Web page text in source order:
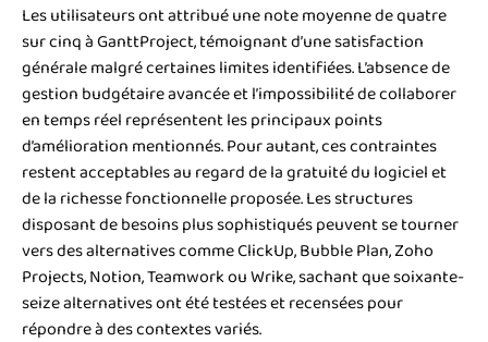
Les utilisateurs ont attribué une note moyenne de quatre
sur cinq à GanttProject, témoignant d’une satisfaction
générale malgré certaines limites identifiées. L’absence de
gestion budgétaire avancée et l’impossibilité de collaborer
en temps réel représentent les principaux points
d’amélioration mentionnés. Pour autant, ces contraintes
restent acceptables au regard de la gratuité du logiciel et
de la richesse fonctionnelle proposée. Les structures
disposant de besoins plus sophistiqués peuvent se tourner
vers des alternatives comme ClickUp, Bubble Plan, Zoho
Projects, Notion, Teamwork ou Wrike, sachant que soixante-
seize alternatives ont été testées et recensées pour
répondre à des contextes variés.